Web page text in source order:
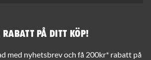
rabatt på ditt köp!
med nyhetsbrev och få 200kr* rabatt på